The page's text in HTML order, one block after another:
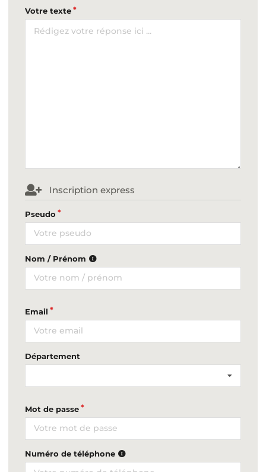
Votre texte
Inscription express
Pseudo
Nom / Prénom
Email
Département
Mot de passe
Numéro de téléphone